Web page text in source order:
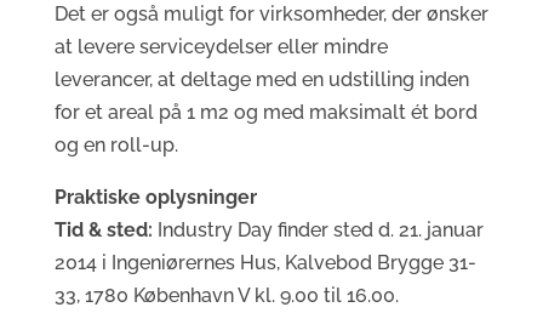
Det er også muligt for virksomheder, der ønsker
at levere serviceydelser eller mindre
leverancer, at deltage med en udstilling inden
for et areal på 1 m2 og med maksimalt ét bord
og en roll-up.
Praktiske oplysninger
Tid & sted: Industry Day finder sted d. 21. januar
2014 i Ingeniørernes Hus, Kalvebod Brygge 31-
33, 1780 København V kl. 9.00 til 16.00.